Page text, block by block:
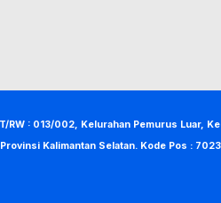
RW : 013/002, Kelurahan Pemurus Luar,
Kalimantan Selatan. Kode Pos :